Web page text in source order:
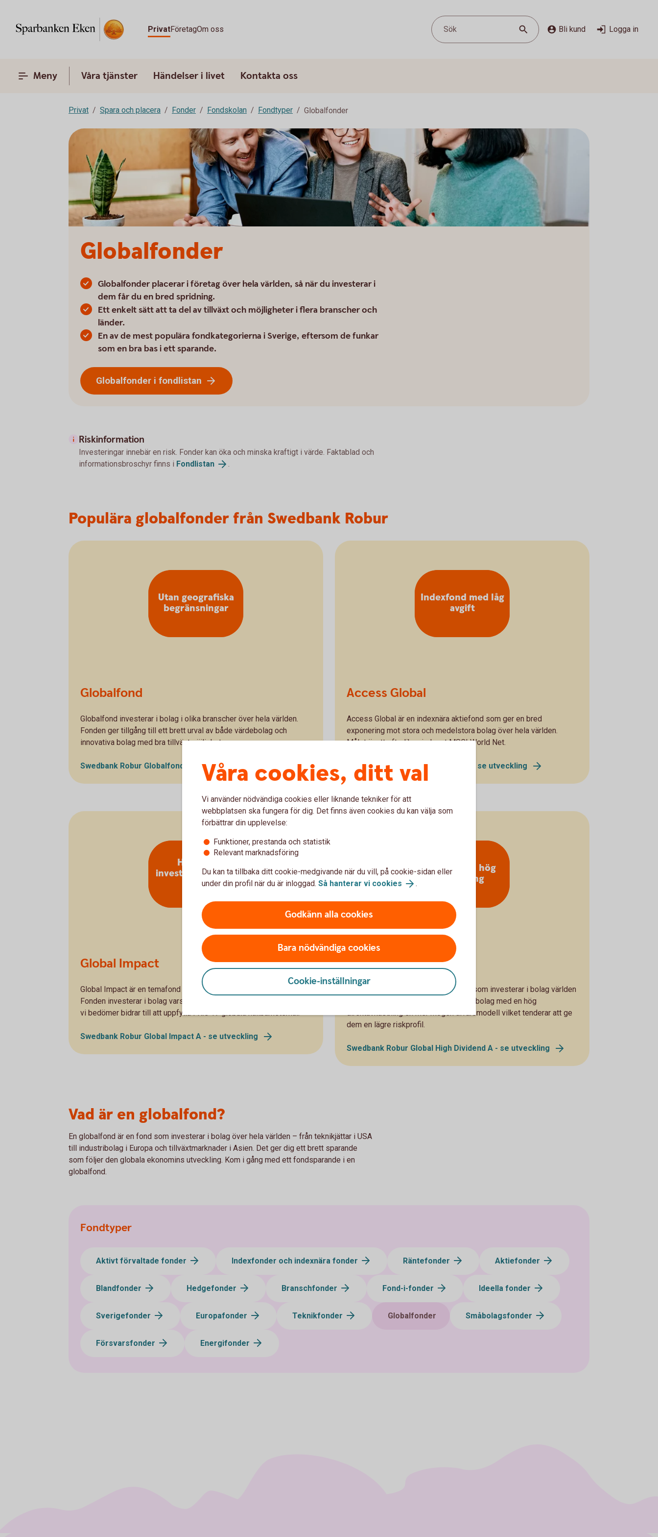
PrivatFöretagOm oss Sök Bli kund Logga in
Meny Våra tjänster Händelser i livet Kontakta oss
Privat Spara och placera Fonder Fondskolan Fondtyper Globalfonder
Globalfonder
Globalfonder placerar i företag över hela världen, så när du investerar i
dem får du en bred spridning.
Ett enkelt sätt att ta del av tillväxt och möjligheter i flera branscher och
länder.
En av de mest populära fondkategorierna i Sverige, eftersom de funkar
som en bra bas i ett sparande.
Globalfonder i fondlistan
Riskinformation
Investeringar innebär en risk. Fonder kan öka och minska kraftigt i värde. Faktablad och
informationsbroschyr finns i Fondlistan .
Populära globalfonder från Swedbank Robur
Globalfond
Globalfond investerar i bolag i olika branscher över hela världen.
Fonden ger tillgång till ett brett urval av både värdebolag och
innovativa bolag med bra tillväxtmöjligheter.
Swedbank Robur Globalfond A - se utveckling
Utan geografiska
begränsningar
Global Impact
Global Impact är en temafond som investerar över hela världen.
Fonden investerar i bolag vars produkter, tjänster och verksamheter
vi bedömer bidrar till att uppfylla FN:s 17 globala hållbarhetsmål.
Swedbank Robur Global Impact A - se utveckling
Hållbara
investeringar som
mål
Access Global
Access Global är en indexnära aktiefond som ger en bred
exponering mot stora och medelstora bolag över hela världen.
Målet är att efterlikna indexet MSCI World Net.
Swedbank Robur Access Global A - se utveckling
Indexfond med låg
avgift
Global High Dividend
Global High Dividend är en aktiefond som investerar i bolag världen
över med hög utdelning. Generellt har bolag med en hög
direktavkastning en mer mogen affärsmodell vilket tenderar att ge
dem en lägre riskprofil.
Swedbank Robur Global High Dividend A - se utveckling
Bolag med hög
utdelning
Vad är en globalfond?
En globalfond är en fond som investerar i bolag över hela världen – från teknikjättar i USA
till industribolag i Europa och tillväxtmarknader i Asien. Det ger dig ett brett sparande
som följer den globala ekonomins utveckling. Kom i gång med ett fondsparande i en
globalfond.
Fondtyper
Aktivt förvaltade fonder Indexfonder och indexnära fonder Räntefonder Aktiefonder
Blandfonder Hedgefonder Branschfonder Fond-i-fonder Ideella fonder
Sverigefonder Europafonder Teknikfonder Globalfonder Småbolagsfonder
Försvarsfonder Energifonder
Våra cookies, ditt val
Vi använder nödvändiga cookies eller liknande tekniker för att
webbplatsen ska fungera för dig. Det finns även cookies du kan välja som
förbättrar din upplevelse:
Funktioner, prestanda och statistik
Relevant marknadsföring
Du kan ta tillbaka ditt cookie-medgivande när du vill, på cookie-sidan eller
under din profil när du är inloggad. Så hanterar vi cookies .
Godkänn alla cookies
Bara nödvändiga cookies
Cookie-inställningar